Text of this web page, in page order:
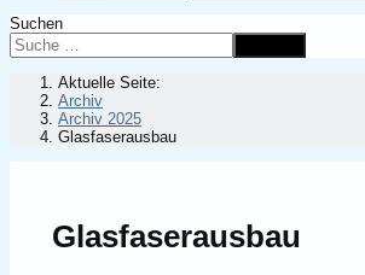
Suchen
Aktuelle Seite:
Archiv
Archiv 2025
Glasfaserausbau
Glasfaserausbau